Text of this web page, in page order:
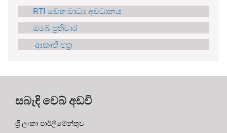
RTI වෙත මාධ්‍ය අවධානය
ඔබේ ප්‍රතිචාර
ආකෘති පත්‍ර
සබැඳි වෙබ් අඩවි
ශ්‍රී ලංකා පාර්ලිමේන්තුව